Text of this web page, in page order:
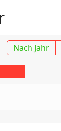
Nach Jahr